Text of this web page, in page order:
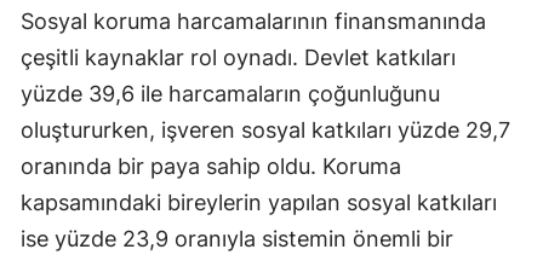
Şanlıurfa
Uşak
Van
Yozgat
Zonguldak
Sosyal koruma harcamalarının finansmanında
çeşitli kaynaklar rol oynadı. Devlet katkıları
yüzde 39,6 ile harcamaların çoğunluğunu
oluştururken, işveren sosyal katkıları yüzde 29,7
oranında bir paya sahip oldu. Koruma
kapsamındaki bireylerin yapılan sosyal katkıları
ise yüzde 23,9 oranıyla sistemin önemli bir